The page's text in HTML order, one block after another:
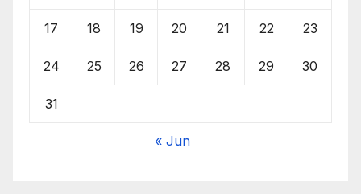
17 18 19 20 21 22 23
24 25 26 27 28 29 30
31
« Jun